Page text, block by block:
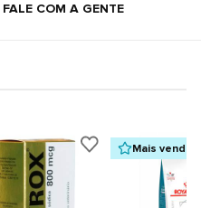
FALE COM A GENTE
Mais